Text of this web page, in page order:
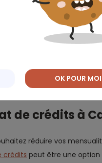
de crédits à
réduire vos
crédits peut être une option
OK POUR MOI